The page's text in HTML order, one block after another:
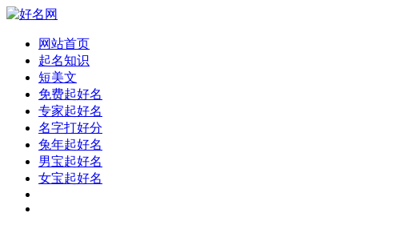
网站首页
起名知识
短美文
免费起好名
专家起好名
名字打好分
兔年起好名
男宝起好名
女宝起好名